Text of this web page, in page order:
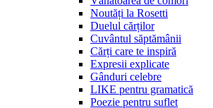
Noutăți la Rosetti
Duelul cărților
Cuvântul săptămânii
Cărți care te inspiră
Expresii explicate
Gânduri celebre
LIKE pentru gramatică
Poezie pentru suflet